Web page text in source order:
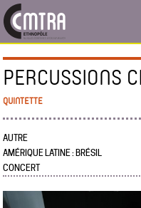
PERCUSSIONS
QUINTETTE
AUTRE
AMÉRIQUE LATINE : BRÉSIL
CONCERT